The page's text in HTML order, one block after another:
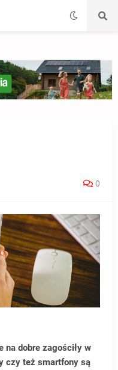
0
na dobre zagościły w
czy też smartfony są